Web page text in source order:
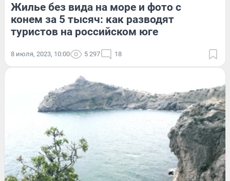
Жилье без вида на море и фото с
конем за 5 тысяч: как разводят
туристов на российском юге
8 июля, 2023, 10:00 5 297 18